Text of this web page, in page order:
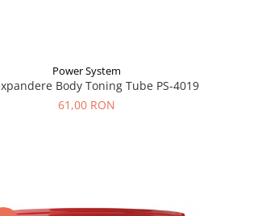
Power System
Body Toning Tube PS-4019
61,00 RON